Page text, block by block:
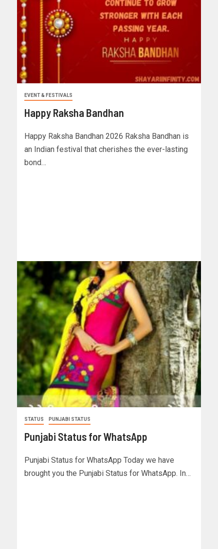
EVENT & FESTIVALS
Happy Raksha Bandhan
Happy Raksha Bandhan 2026 Raksha Bandhan is
an Indian festival that cherishes the ever-lasting
bond…
STATUS PUNJABI STATUS
Punjabi Status for WhatsApp
Punjabi Status for WhatsApp Today we have
brought you the Punjabi Status for WhatsApp. In…